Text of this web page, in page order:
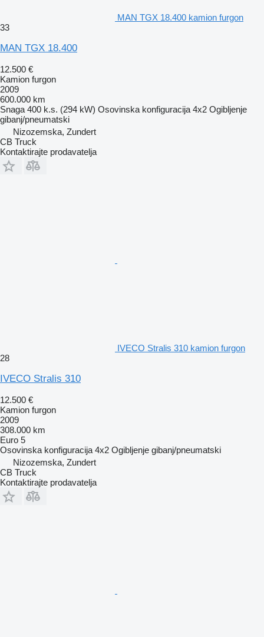
MAN TGX 18.400 kamion furgon
33
MAN TGX 18.400
12.500 €
Kamion furgon
2009
600.000 km
Snaga 400 k.s. (294 kW) Osovinska konfiguracija 4x2 Ogibljenje
gibanj/pneumatski
Nizozemska, Zundert
CB Truck
Kontaktirajte prodavatelja
IVECO Stralis 310 kamion furgon
28
IVECO Stralis 310
12.500 €
Kamion furgon
2009
308.000 km
Euro 5
Osovinska konfiguracija 4x2 Ogibljenje gibanj/pneumatski
Nizozemska, Zundert
CB Truck
Kontaktirajte prodavatelja